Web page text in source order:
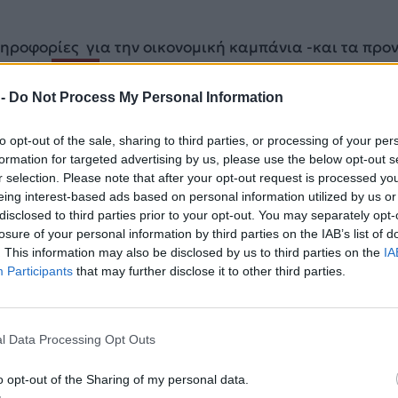
Do Not Process My Personal Information
opt-out of the sale, sharing to third parties, or processing of your
for targeted advertising by us, please use the below opt-out
selection. Please note that after your opt-out request is processed
interest-based ads based on personal information utilized by us
to third parties prior to your opt-out. You may separately
of your personal information by third parties on the IAB’s list of
This information may also be disclosed by us to third parties on the
Participants that may further disclose it to other third parties.
Data Processing Opt Outs
opt-out of the Sharing of my personal data.
για την οικονομική καμπάνια -και τα
ΕΔΩ.
το μόνο πιστό αντίγραφο της αρχαίας αθηναϊκής
σημαντικό παράδειγμα της πειραματικής
1985-1987 στον Πειραιά με σχέδια του ναυπηγού
μέσα από μακρές συζητήσεις με τον ιστορικό JS
είχε ανακοινωθεί από το Γενικό Επιτελείο
ΟΛΥΜΠΙΑΣ στην εταιρεία International
χρήση αυτής ως έκθεμα την περίοδο τέλεσης των
Πολιτειών Αμερικής- ταξίδι που τελικά δεν έγινε